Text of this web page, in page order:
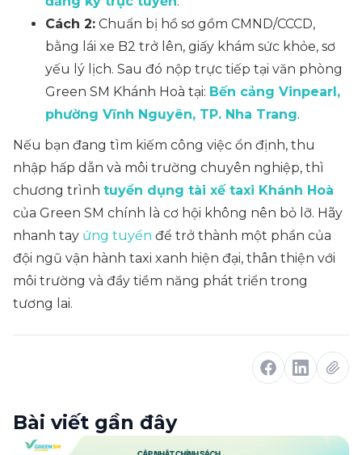
Cách 2: Chuẩn bị hồ sơ gồm CMND/CCCD,
bằng lái xe B2 trở lên, giấy khám sức khỏe, sơ
yếu lý lịch. Sau đó nộp trực tiếp tại văn phòng
Green SM Khánh Hoà tại: Bến cảng Vinpearl,
phường Vĩnh Nguyên, TP. Nha Trang.
Nếu bạn đang tìm kiếm công việc ổn định, thu
nhập hấp dẫn và môi trường chuyên nghiệp, thì
chương trình tuyển dụng tài xế taxi Khánh Hoà
của Green SM chính là cơ hội không nên bỏ lỡ. Hãy
nhanh tay ứng tuyển để trở thành một phần của
đội ngũ vận hành taxi xanh hiện đại, thân thiện với
môi trường và đầy tiềm năng phát triển trong
tương lai.
Bài viết gần đây